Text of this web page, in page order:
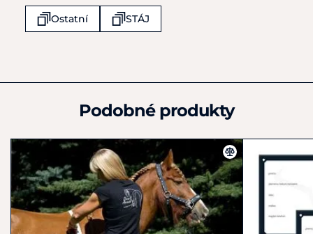
12 rue Branly - BP90035
Haguenau
france@ekkia.com
Ostatní STÁJ
Podobné produkty